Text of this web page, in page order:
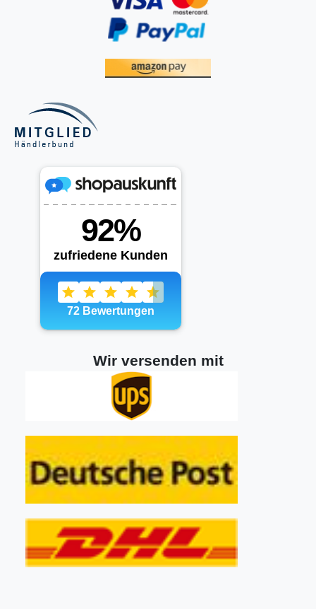
Wir versenden mit